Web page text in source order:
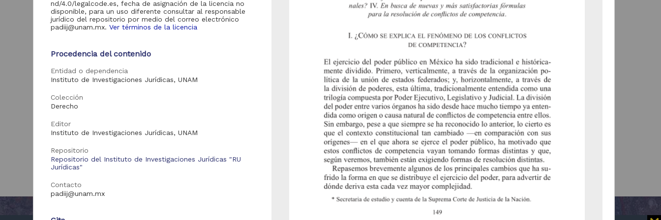
nd/4.0/legalcode.es, fecha de asignación de la licencia no
disponible, para un uso diferente consultar al responsable
jurídico del repositorio por medio del correo electrónico
padiij@unam.mx.Ver términos de la licencia
Procedencia del contenido
Entidad o dependencia
Instituto de Investigaciones Jurídicas, UNAM
Colección
Derecho
Editor
Instituto de Investigaciones Jurídicas, UNAM
Repositorio
Repositorio del Instituto de Investigaciones Jurídicas "RU
Jurídicas"
Contacto
padiij@unam.mx